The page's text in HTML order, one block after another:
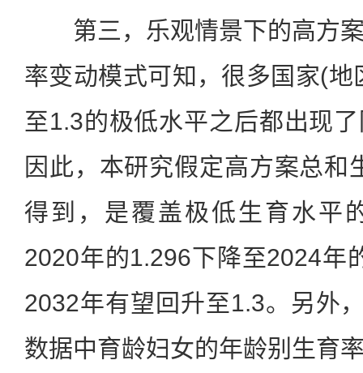
第三，乐观情景下的高方案
率变动模式可知，很多国家(
至1.3的极低水平之后都出现
因此，本研究假定高方案总和
得到，是覆盖极低生育水平
2020年的1.296下降至2024年
2032年有望回升至1.3。另外
数据中育龄妇女的年龄别生育